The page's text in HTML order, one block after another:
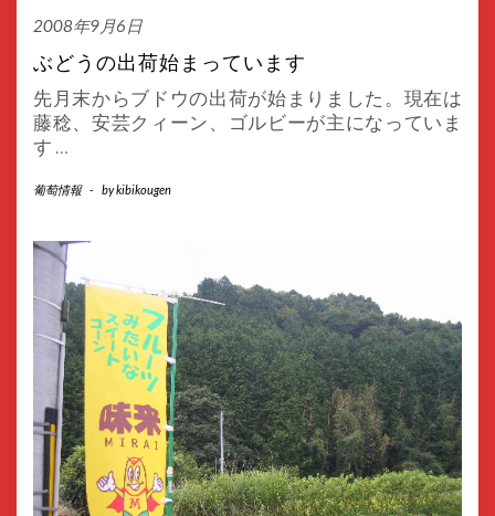
2008年9月6日
ぶどうの出荷始まっています
先月末からブドウの出荷が始まりました。現在は
藤稔、安芸クィーン、ゴルビーが主になっていま
す …
葡萄情報 - bykibikougen